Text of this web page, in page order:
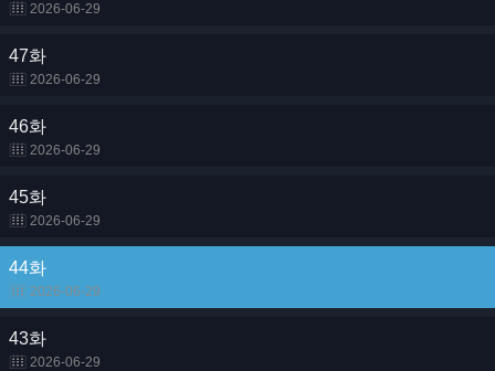
2026-06-29
47화
2026-06-29
46화
2026-06-29
45화
2026-06-29
44화
2026-06-29
43화
2026-06-29